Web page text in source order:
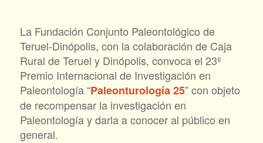
La Fundación Conjunto Paleontológico de
Teruel-Dinópolis, con la colaboración de Caja
Rural de Teruel y Dinópolis, convoca el 23º
Premio Internacional de Investigación en
Paleontología “Paleonturología 25” con objeto
de recompensar la investigación en
Paleontología y darla a conocer al público en
general.